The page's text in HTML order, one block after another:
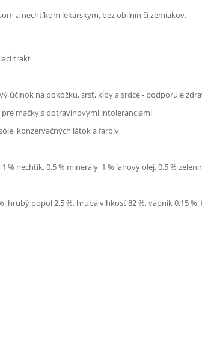
a nechtíkom lekárskym, bez obilnín či zemiakov.
trakt
účinok na pokožku, srsť, kĺby a srdce - podporuje
mačky s potravinovými intoleranciami
konzervačných látok a farbív
% nechtík, 0,5 % minerály, 1 % ľanový olej, 0,5 %
popol 2,5 %, hrubá vlhkosť 82 %, vápnik 0,15 %,